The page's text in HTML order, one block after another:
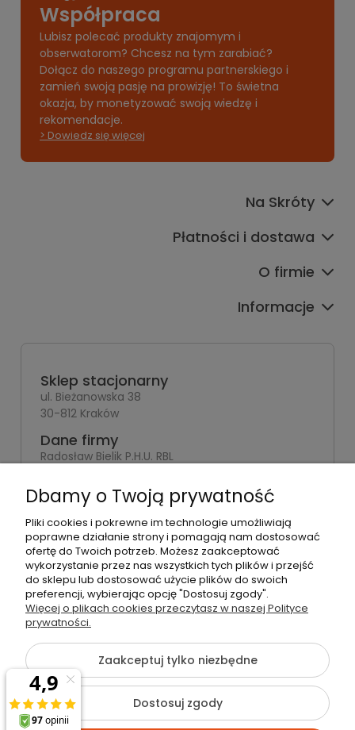
Współpraca
Lubisz polecać produkty znajomym i
obserwatorom? Chcesz na tym zarabiać?
Dołącz do naszego programu partnerskiego i
zamień swoją pasję na prowizję! To świetna
okazja, by monetyzować swoją wiedzę i
rekomendacje.
> Dowiedz się więcej
Na Skróty
Płatności i dostawa
O firmie
Informacje
Sklep stacjonarny
ul. Bieżanowska 38
30-812 Kraków
Dane firmy
Radosław Bielik P.H.U. RBL
ul. Muzyków 6
NIP: 679-251-35-10
REGON: 120463253
©2026 Wszelkie Prawa Zastrzeżone | rbl24.pl
Szablon Flex byEcommercy
Pokaż pełną wersję strony
Dbamy o Twoją prywatność
Pliki cookies i pokrewne im technologie umożliwiają
poprawne działanie strony i pomagają nam dostosować
ofertę do Twoich potrzeb. Możesz zaakceptować
wykorzystanie przez nas wszystkich tych plików i przejść
do sklepu lub dostosować użycie plików do swoich
preferencji, wybierając opcję "Dostosuj zgody".
Więcej o plikach cookies przeczytasz w naszej Polityce
prywatności.
Zaakceptuj tylko niezbędne
Dostosuj zgody